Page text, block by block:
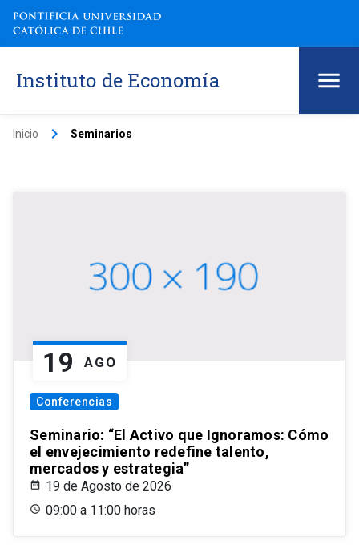
Instituto de Economía
Inicio keyboard_arrow_right Seminarios
19 AGO
Conferencias
Seminario: “El Activo que Ignoramos: Cómo
el envejecimiento redefine talento,
mercados y estrategia”
19 de Agosto de 2026
09:00 a 11:00 horas